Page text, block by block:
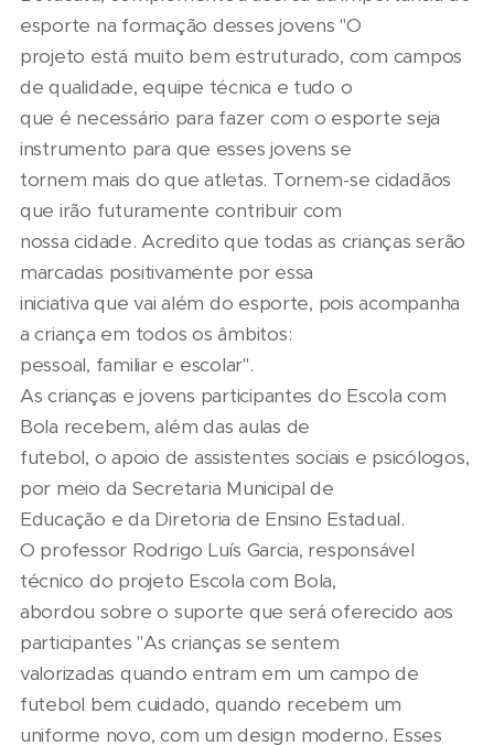
esporte na formação desses jovens "O
projeto está muito bem estruturado, com campos
de qualidade, equipe técnica e tudo o
que é necessário para fazer com o esporte seja
instrumento para que esses jovens se
tornem mais do que atletas. Tornem-se cidadãos
que irão futuramente contribuir com
nossa cidade. Acredito que todas as crianças serão
marcadas positivamente por essa
iniciativa que vai além do esporte, pois acompanha
a criança em todos os âmbitos:
pessoal, familiar e escolar".
As crianças e jovens participantes do Escola com
Bola recebem, além das aulas de
futebol, o apoio de assistentes sociais e psicólogos,
por meio da Secretaria Municipal de
Educação e da Diretoria de Ensino Estadual.
O professor Rodrigo Luís Garcia, responsável
técnico do projeto Escola com Bola,
abordou sobre o suporte que será oferecido aos
participantes "As crianças se sentem
valorizadas quando entram em um campo de
futebol bem cuidado, quando recebem um
uniforme novo, com um design moderno. Esses